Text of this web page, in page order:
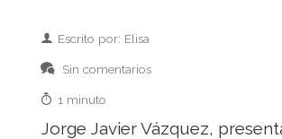
Escrito por: Elisa
Sin comentarios
1 minuto
Jorge Javier Vázquez,